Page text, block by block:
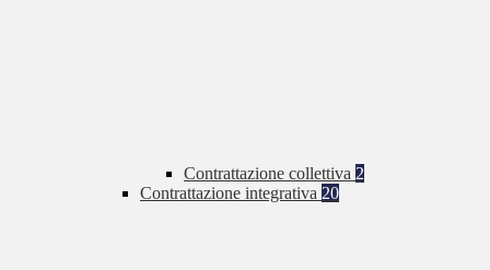
Contrattazione collettiva 2
Contrattazione integrativa 20